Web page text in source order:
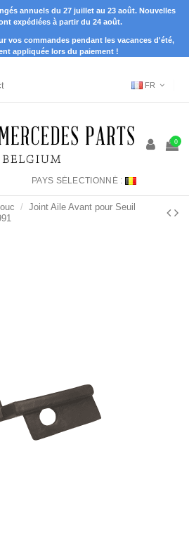
annuels du 27 juillet au 23 août. Nouvelles
expédiées à partir du 24 août.
vos commandes pendant les vacances d'été,
appliquée lors du paiement !
FR
0
PAYS SÉLECTIONNÉ :
Joint Aile Avant pour Seuil